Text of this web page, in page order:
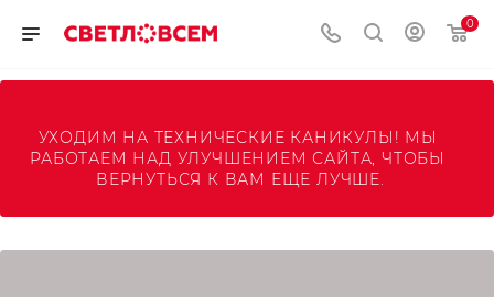
0
УХОДИМ НА ТЕХНИЧЕСКИЕ КАНИКУЛЫ! МЫ
РАБОТАЕМ НАД УЛУЧШЕНИЕМ САЙТА, ЧТОБЫ
ВЕРНУТЬСЯ К ВАМ ЕЩЕ ЛУЧШЕ.